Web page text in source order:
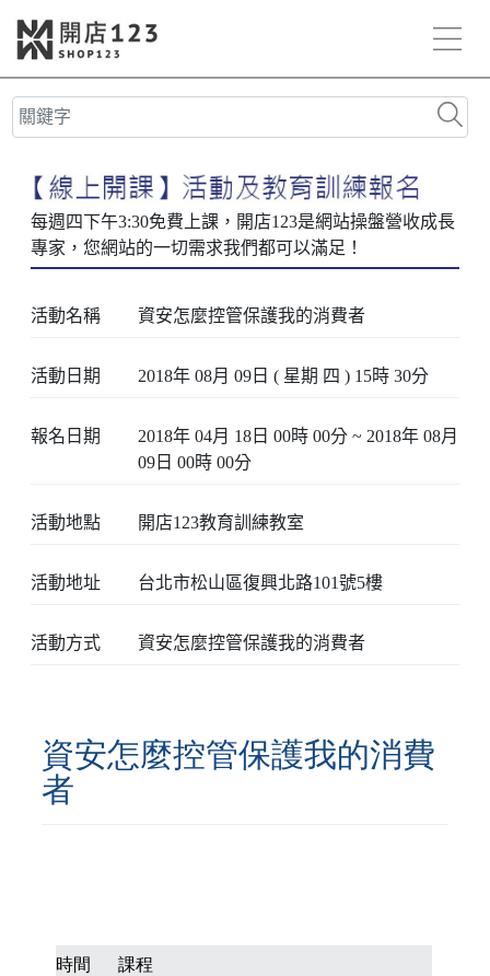
活動名稱 資安怎麼控管保護我的消費者
活動日期 2018年 08月 09日 ( 星期 四 ) 15時 30分
報名日期
2018年 04月 18日 00時 00分 ~ 2018年 08月
09日 00時 00分
活動地點 開店123教育訓練教室
活動地址 台北市松山區復興北路101號5樓
活動方式 資安怎麼控管保護我的消費者